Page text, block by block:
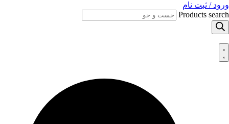
ورود / ثبت نام
Products search